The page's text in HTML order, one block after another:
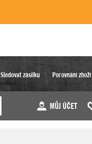
Sledovat zásilku Porovnání zboží
MŮJ ÚČET